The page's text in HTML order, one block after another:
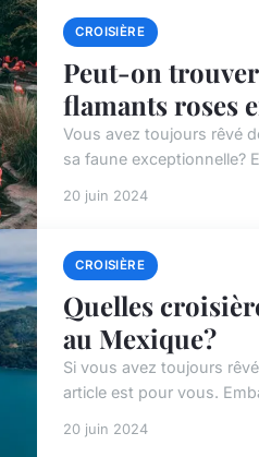
CROISIÈRE
Peut-on
flamants roses
Vous avez toujours rêvé
sa faune exceptionnelle?
20 juin 2024
CROISIÈRE
Quelles
au Mexique?
Si vous avez toujours
article est pour vous.
20 juin 2024